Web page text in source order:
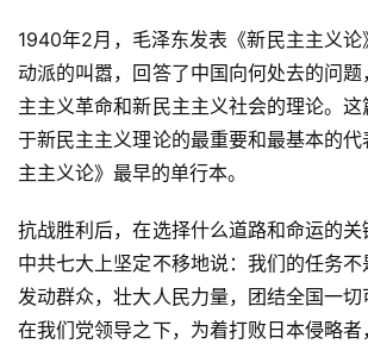
1940年2月，毛泽东发表《新民主主义论
动派的叫嚣，回答了中国向何处去的问
主主义革命和新民主主义社会的理论。
于新民主主义理论的最重要和最基本的
主主义论》最早的单行本。
抗战胜利后，在选择什么道路和命运的
中共七大上坚定不移地说：我们的任务
发动群众，壮大人民力量，团结全国一切
在我们党领导之下，为着打败日本侵略